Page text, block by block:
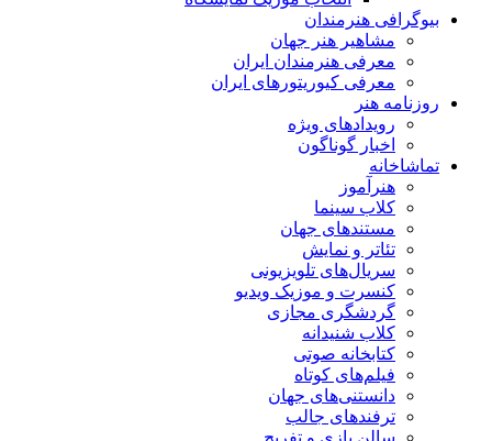
بیوگرافی هنرمندان
مشاهیر هنر جهان
معرفی هنرمندان ایران
معرفی کیوریتورهای ایران
روزنامه هنر
رویدادهای ویژه
اخبار گوناگون
تماشاخانه
هنرآموز
کلاب سینما
مستندهای جهان
تئاتر و نمایش
سریال‌های تلویزیونی
کنسرت و موزیک ویدیو
گردشگری مجازی
کلاب شنیدانه
کتابخانه صوتی
فیلم‌های کوتاه
دانستنی‌های جهان
ترفندهای جالب